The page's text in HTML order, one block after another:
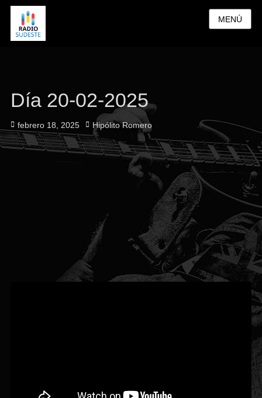
MENÚ
Día 20-02-2025
Publicado
el
febrero 18, 2025 Autor
Hipólito Romero